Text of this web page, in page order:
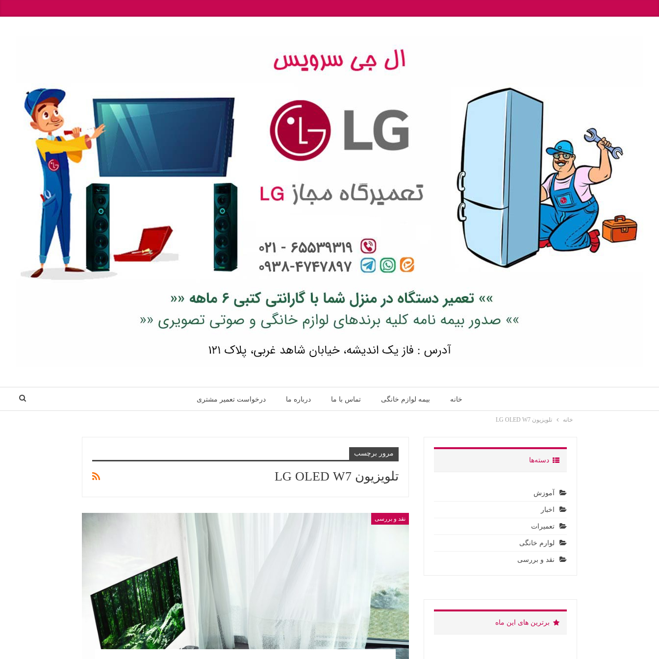
خانه بیمه لوازم خانگی تماس با ما درباره ما درخواست تعمیر مشتری
خانه تلویزیون LG OLED W7
مرور برچسب
تلویزیون LG OLED W7
نقد و بررسی
دسته‌ها
آموزش
اخبار
تعمیرات
لوارم خانگی
نقد و بررسی
برترین های این ماه